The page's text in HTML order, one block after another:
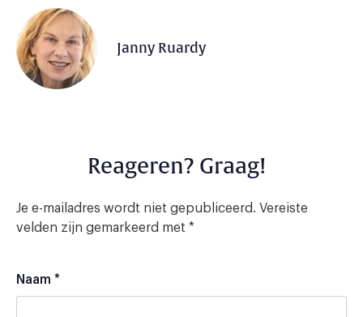
Janny Ruardy
Reageren? Graag!
Je e-mailadres wordt niet gepubliceerd. Vereiste
velden zijn gemarkeerd met *
Naam *